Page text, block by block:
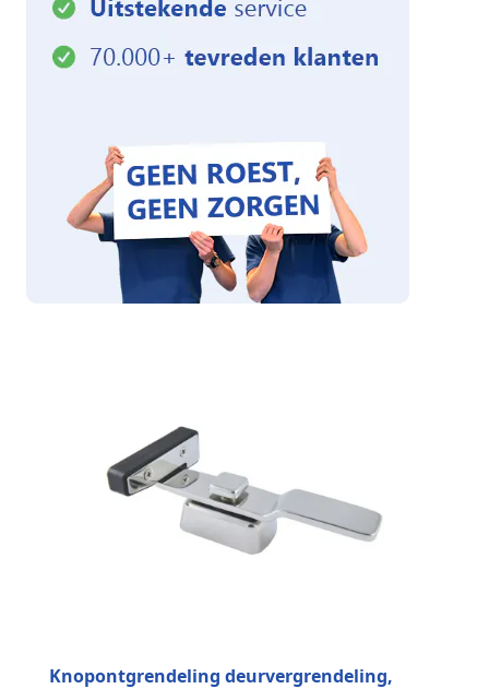
Knopontgrendeling deurvergrendeling,